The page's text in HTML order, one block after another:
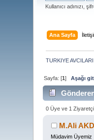
Kullanıcı adınızı,
Ana Sayfa
TURKIYE
Sayfa: [1]Aşağı git
0 Üye ve 1
M.Ali
Müdavim Üyemiz